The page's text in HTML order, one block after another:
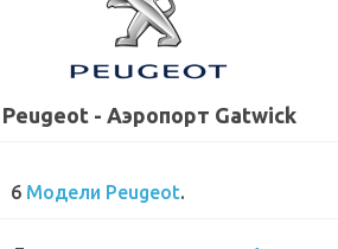
Peugeot - Аэропорт Gatwick
6 Модели Peugeot.